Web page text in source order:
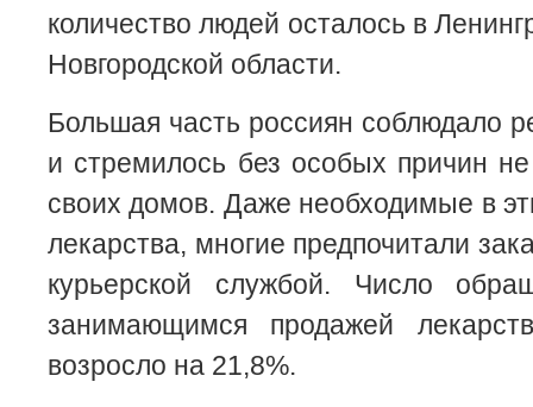
количество людей осталось в
Новгородской области.
Большая часть россиян соблюдало
и стремилось без особых причин
своих домов. Даже необходимые в
лекарства, многие предпочитали
курьерской службой. Число
занимающимся продажей
возросло на 21,8%.